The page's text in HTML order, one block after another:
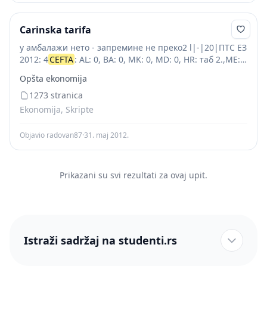
Carinska tarifa
у амбалажи нето - запремине не преко2 l|-|20|ПТС ЕЗ
2012: 4CEFTA: AL: 0, BA: 0, MK: 0, MD: 0, HR: таб 2.,ME:
Opšta ekonomija
1273 stranica
Ekonomija, Skripte
Objavio radovan87·31. maj 2012.
Prikazani su svi rezultati za ovaj upit.
Istraži sadržaj na studenti.rs